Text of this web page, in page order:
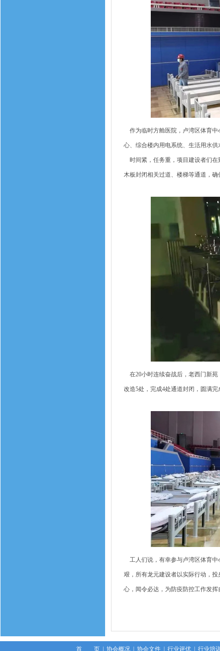
作为临时方舱医院，卢湾区体育中
心、综合楼内用电系统、生活用水
时间紧，任务重，项目建设者们在
木板封闭相关过道、楼梯等通道，
在20小时连续奋战后，老西门新苑
改造5处，完成4处通道封闭，圆满
工人们说，有幸参与卢湾区体育中
艰，所有龙元建设者以实际行动，
心，闻令必达，为防疫防控工作发挥
首 页| 协会概况| 协会文件| 行业评优| 行业培